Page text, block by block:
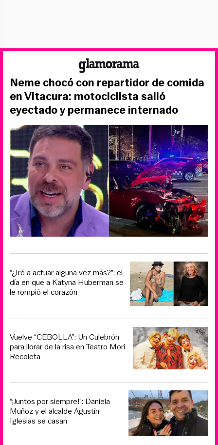
Neme chocó con repartidor de comida
en Vitacura: motociclista salió
eyectado y permanece internado
“¿Iré a actuar alguna vez más?”: el
día en que a Katyna Huberman se
le rompió el corazón
Vuelve “CEBOLLA”: Un Culebrón
para llorar de la risa en Teatro Mori
Recoleta
“¡Juntos por siempre!”: Daniela
Muñoz y el alcalde Agustín
Iglesias se casan